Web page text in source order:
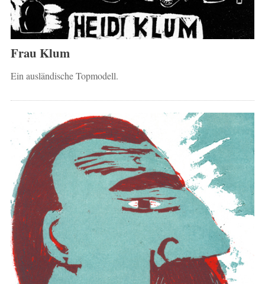
Frau Klum
Ein ausländische Topmodell.